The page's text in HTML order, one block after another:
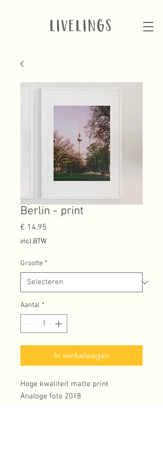
LIVELINGS
Berlin - print
€ 14,95
incl.BTW
Grootte *
Aantal *
In winkelwagen
Hoge kwaliteit matte print
Analoge foto 2018